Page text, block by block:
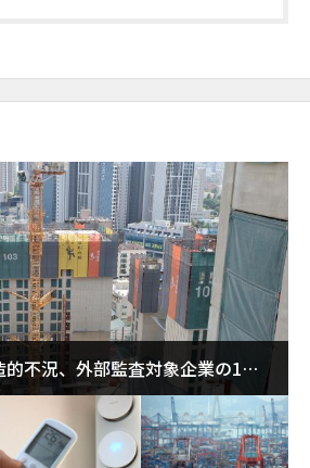
不況、外部監査対象企業の1割
」に…5年で2.8倍増